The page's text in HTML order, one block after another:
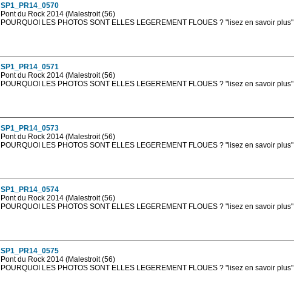
SP1_PR14_0570
Pont du Rock 2014 (Malestroit (56)
POURQUOI LES PHOTOS SONT ELLES LEGEREMENT FLOUES ? "lisez en savoir plus"
SP1_PR14_0571
Pont du Rock 2014 (Malestroit (56)
POURQUOI LES PHOTOS SONT ELLES LEGEREMENT FLOUES ? "lisez en savoir plus"
SP1_PR14_0573
Pont du Rock 2014 (Malestroit (56)
POURQUOI LES PHOTOS SONT ELLES LEGEREMENT FLOUES ? "lisez en savoir plus"
SP1_PR14_0574
Pont du Rock 2014 (Malestroit (56)
POURQUOI LES PHOTOS SONT ELLES LEGEREMENT FLOUES ? "lisez en savoir plus"
SP1_PR14_0575
Pont du Rock 2014 (Malestroit (56)
POURQUOI LES PHOTOS SONT ELLES LEGEREMENT FLOUES ? "lisez en savoir plus"